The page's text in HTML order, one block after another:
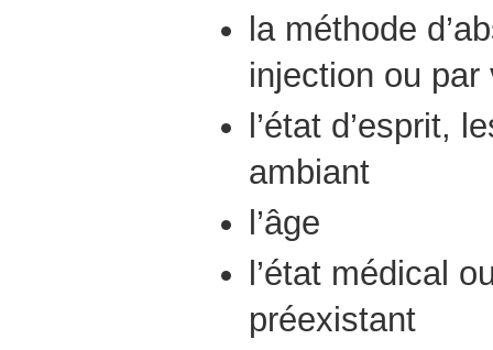
la méthode
injection ou par
l’état d’esprit,
ambiant
l’âge
l’état médical
préexistant